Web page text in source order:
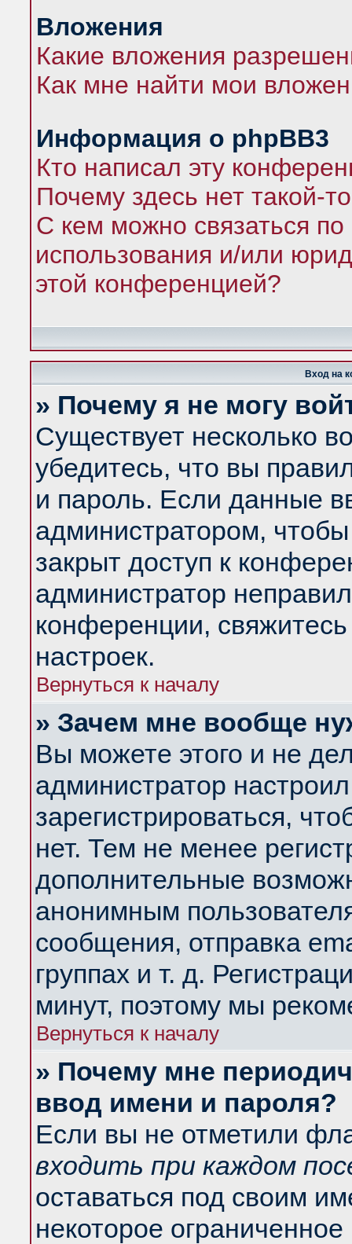
Вложения
Какие вложения
Как мне найти мои
Информация о phpBB3
Кто написал эту
Почему здесь нет такой-
С кем можно связаться по
использования и/или
этой конференцией?
Вход на
» Почему я не могу
Существует несколько
убедитесь, что вы
и пароль. Если данные
администратором,
закрыт доступ к
администратор
конференции,
настроек.
Вернуться к началу
» Зачем мне вообще
Вы можете этого и не
администратор
зарегистрироваться,
нет. Тем не менее
дополнительные
анонимным
сообщения, отправка
группах и т. д.
минут, поэтому мы
Вернуться к началу
» Почему мне
ввод имени и пароля?
Если вы не отметили
входить при каждом
оставаться под своим
некоторое